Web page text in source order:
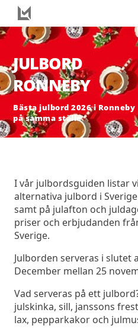
JULBORD
RONNEBY
Bästa julbord 2026 i Ronneby
på samma ställe
I vår julbordsguiden listar
alternativa julbord i
samt på julafton och
priser och erbjudanden
Sverige.
Julborden serveras i slutet
December mellan 25
Vad serveras på ett
julskinka, sill, janssons
lax, pepparkakor och